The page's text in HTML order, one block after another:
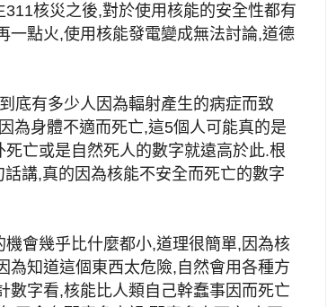
核災之後,對於使用核能的安全性都有
一點火,使用核能發電變成無法討論,道德
底有多少人因為輻射產生的病症而致
為身體不適而死亡,這5個人可能真的是
亡或是自然死人的數字就遠高於此.根
講,真的因為核能不安全而死亡的數字
會幾乎比什麼都小,道理很簡單,因為核
為知道這個東西太危險,自然會用各種方
數字看,核能比人類自己幹蠢事因而死亡